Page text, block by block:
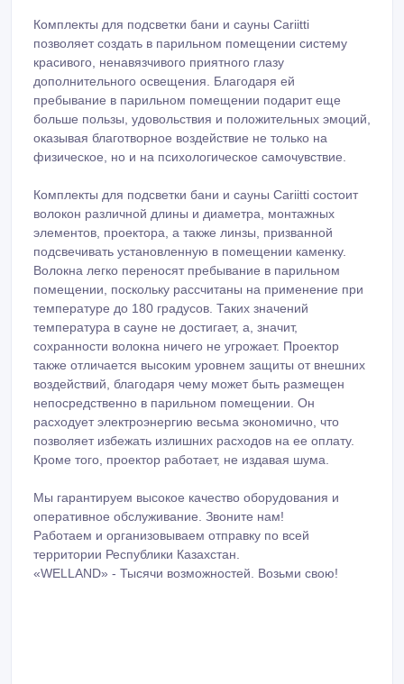
Комплекты для подсветки бани и сауны Cariitti
позволяет создать в парильном помещении систему
красивого, ненавязчивого приятного глазу
дополнительного освещения. Благодаря ей
пребывание в парильном помещении подарит еще
больше пользы, удовольствия и положительных эмоций,
оказывая благотворное воздействие не только на
физическое, но и на психологическое самочувствие.
Комплекты для подсветки бани и сауны Cariitti состоит
элементов, проектора, а также линзы, призванной
подсвечивать установленную в помещении каменку.
Волокна легко переносят пребывание в парильном
помещении, поскольку рассчитаны на применение при
температуре до 180 градусов. Таких значений